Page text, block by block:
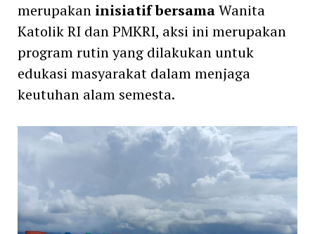
merupakan inisiatif bersamaWanita
Katolik RI dan PMKRI, aksi ini merupakan
program rutin yang dilakukan untuk
edukasi masyarakat dalam menjaga
keutuhan alam semesta.